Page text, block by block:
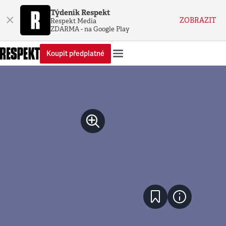
× Týdeník Respekt
Respekt Media
ZDARMA - na Google Play
ZOBRAZIT
Koupit předplatné